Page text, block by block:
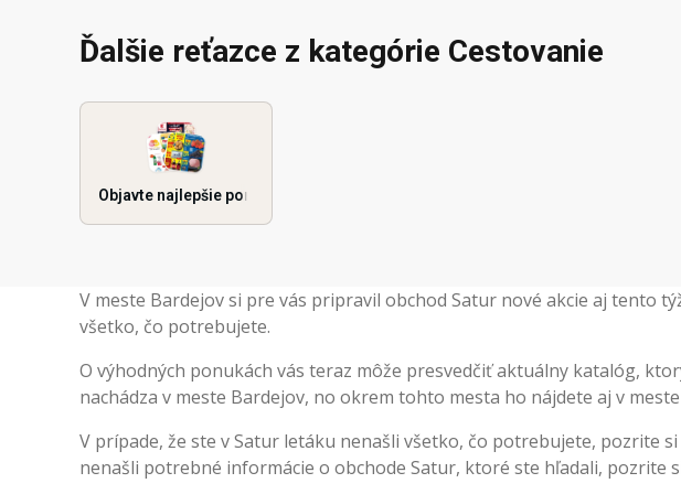
Ďalšie reťazce z kategórie Cestovanie
Objavte najlepšie ponuky
V meste Bardejov si pre vás pripravil obchod Satur nové akcie aj tento
všetko, čo potrebujete.
O výhodných ponukách vás teraz môže presvedčiť aktuálny katalóg,
nachádza v meste Bardejov, no okrem tohto mesta ho nájdete aj v meste
V prípade, že ste v Satur letáku nenašli všetko, čo potrebujete, pozrite
nenašli potrebné informácie o obchode Satur, ktoré ste hľadali, pozrite